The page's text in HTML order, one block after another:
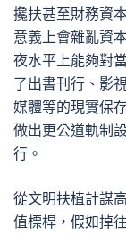
攙扶甚至財務資
意義上會雜亂資
夜水平上能夠對
了出書刊行、影
媒體等的現實保
做出更公道軌制
行。
從文明扶植計謀
值標桿，假如掉